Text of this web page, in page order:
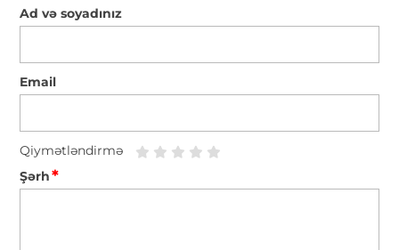
Ad və soyadınız
Email
Qiymətləndirmə
Şərh*